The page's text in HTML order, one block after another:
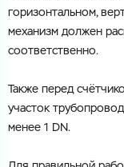
горизонтальном,
механизм должен
соответственно.
Также перед
участок
менее 1 DN.